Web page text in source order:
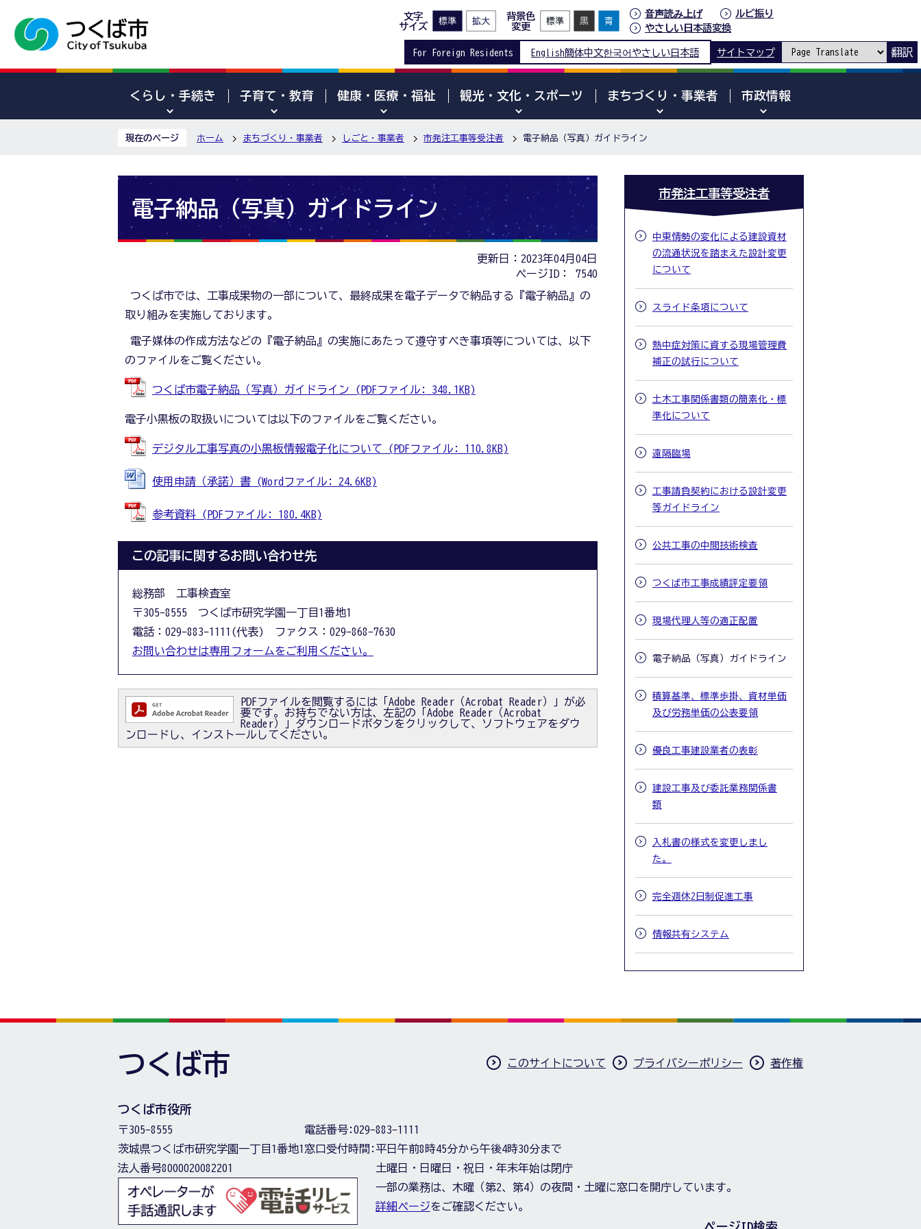
文字
サイズ
背景色
変更
音声読み上げ
ルビ振り
やさしい日本語変換
For Foreign Residents English簡体中文한국어 やさしい日本語 サイトマップ 翻訳
くらし・手続き 子育て・教育 健康・医療・福祉 観光・文化・スポーツ まちづくり・事業者 市政情報
現在のページ ホーム まちづくり・事業者 しごと・事業者 市発注工事等受注者 電子納品（写真）ガイドライン
電子納品（写真）ガイドライン
更新日：2023年04月04日
ページID：
7540
つくば市では、工事成果物の一部について、最終成果を電子データで納品する『電子納品』の
取り組みを実施しております。
電子媒体の作成方法などの『電子納品』の実施にあたって遵守すべき事項等については、以下
のファイルをご覧ください。
つくば市電子納品（写真）ガイドライン (PDFファイル: 348.1KB)
電子小黒板の取扱いについては以下のファイルをご覧ください。
デジタル工事写真の小黒板情報電子化について (PDFファイル: 110.8KB)
使用申請（承諾）書 (Wordファイル: 24.6KB)
参考資料 (PDFファイル: 180.4KB)
この記事に関するお問い合わせ先
総務部 工事検査室
〒305-8555 つくば市研究学園一丁目1番地1
電話：029-883-1111(代表) ファクス：029-868-7630
お問い合わせは専用フォームをご利用ください。
PDFファイルを閲覧するには「Adobe Reader（Acrobat Reader）」が必
要です。お持ちでない方は、左記の「Adobe Reader（Acrobat
Reader）」ダウンロードボタンをクリックして、ソフトウェアをダウ
ンロードし、インストールしてください。
市発注工事等受注者
中東情勢の変化による建設資材
の流通状況を踏まえた設計変更
について
スライド条項について
熱中症対策に資する現場管理費
補正の試行について
土木工事関係書類の簡素化・標
準化について
遠隔臨場
工事請負契約における設計変更
等ガイドライン
公共工事の中間技術検査
つくば市工事成績評定要領
現場代理人等の適正配置
電子納品（写真）ガイドライン
積算基準、標準歩掛、資材単価
及び労務単価の公表要領
優良工事建設業者の表彰
建設工事及び委託業務関係書
類
入札書の様式を変更しまし
た。
完全週休2日制促進工事
情報共有システム
つくば市 このサイトについて プライバシーポリシー 著作権
つくば市役所
〒305-8555
茨城県つくば市研究学園一丁目1番地1
法人番号8000020082201
電話番号:029-883-1111
窓口受付時間:平日午前8時45分から午後4時30分まで
土曜日・日曜日・祝日・年末年始は閉庁
一部の業務は、木曜（第2、第4）の夜間・土曜に窓口を開庁しています。
詳細ページをご確認ください。
ページID検索